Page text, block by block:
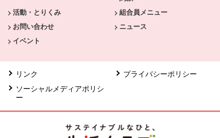
活動・とりくみ
組合員メニュー
お問い合わせ
ニュース
イベント
リンク
プライバシーポリシー
ソーシャルメディアポリシ
ー